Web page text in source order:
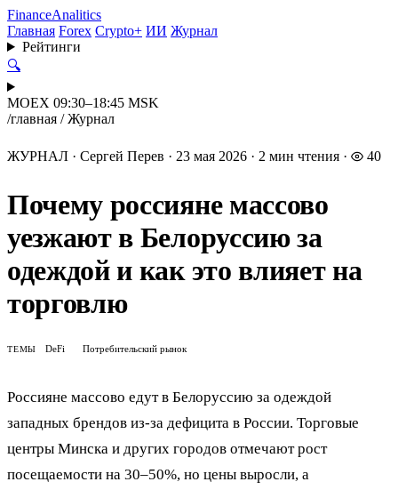
FinanceAnalitics
Главная Forex Crypto+ ИИ Журнал
Рейтинги
🔍
MOEX 09:30–18:45 MSK
/главная / Журнал
ЖУРНАЛ · Сергей Перев · 23 мая 2026 · 2 мин чтения · 40
Почему россияне массово
уезжают в Белоруссию за
одеждой и как это влияет на
торговлю
ТЕМЫ DeFi Потребительский рынок
Россияне массово едут в Белоруссию за одеждой
западных брендов из-за дефицита в России. Торговые
центры Минска и других городов отмечают рост
посещаемости на 30–50%, но цены выросли, а